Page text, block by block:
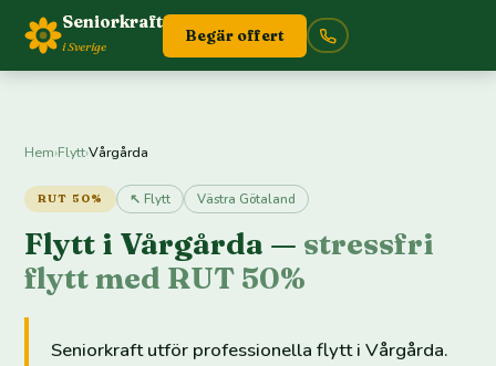
Seniorkraft
i Sverige
Begär offert
Hem›Flytt›Vårgårda
RUT 50% ↖ Flytt Västra Götaland
Flytt i Vårgårda — stressfri
flytt med RUT 50%
Seniorkraft utför professionella flytt i Vårgårda.